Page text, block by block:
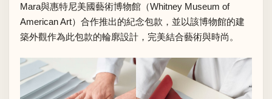
Mara與惠特尼美國藝術博物館（Whitney Museum of
American Art）合作推出的紀念包款，並以該博物館的建
築外觀作為此包款的輪廓設計，完美結合藝術與時尚。